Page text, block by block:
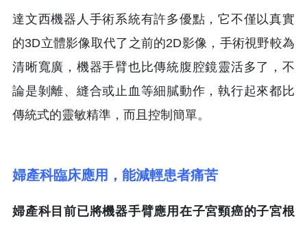
達文西機器人手術系統有許多優點，它不僅以真實
的3D立體影像取代了之前的2D影像，手術視野較為
清晰寬廣，機器手臂也比傳統腹腔鏡靈活多了，不
論是剝離、縫合或止血等細膩動作，執行起來都比
傳統式的靈敏精準，而且控制簡單。
婦產科臨床應用，能減輕患者痛苦
婦產科目前已將機器手臂應用在子宮頸癌的子宮根